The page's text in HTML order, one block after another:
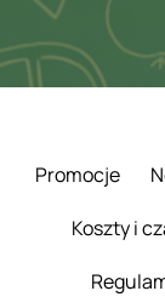
Promocje
Koszty i